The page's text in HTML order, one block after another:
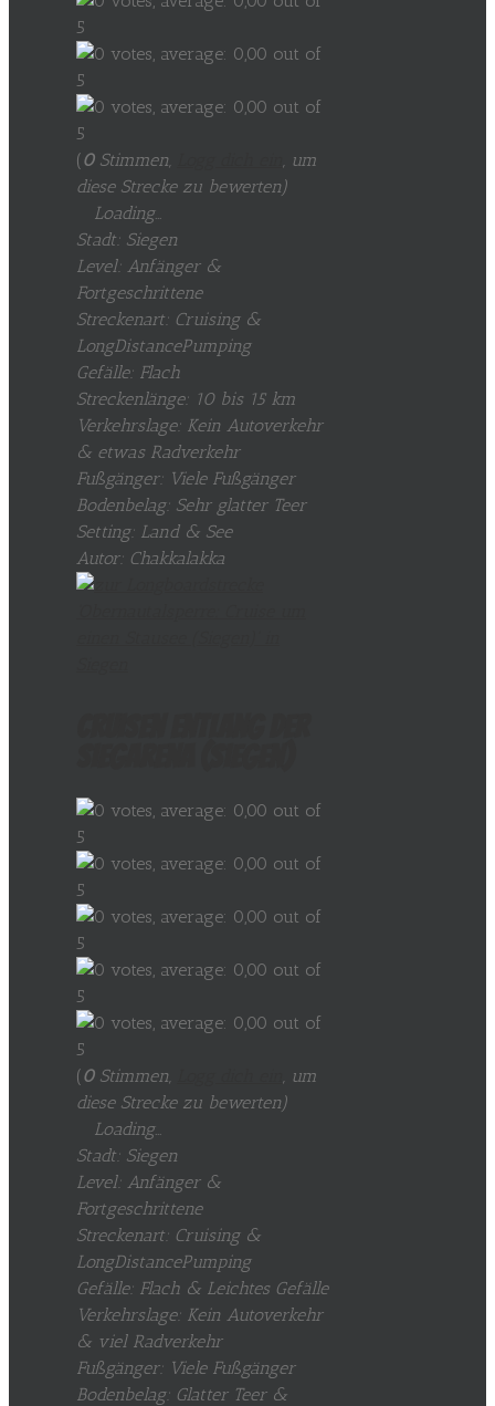
(0Stimmen,
, um
diese Strecke zu bewerten)
Loading...
Stadt: Siegen
Level: Anfänger &
Fortgeschrittene
Streckenart: Cruising &
LongDistancePumping
Gefälle: Flach
Streckenlänge: 10 bis 15 km
Verkehrslage: Kein Autoverkehr
& etwas Radverkehr
Fußgänger: Viele Fußgänger
Bodenbelag: Sehr glatter Teer
Setting: Land & See
Autor: Chakkalakka
(0Stimmen,
, um
diese Strecke zu bewerten)
Loading...
Stadt: Siegen
Level: Anfänger &
Fortgeschrittene
Streckenart: Cruising &
LongDistancePumping
Gefälle: Flach & Leichtes Gefälle
Verkehrslage: Kein Autoverkehr
& viel Radverkehr
Fußgänger: Viele Fußgänger
Bodenbelag: Glatter Teer &